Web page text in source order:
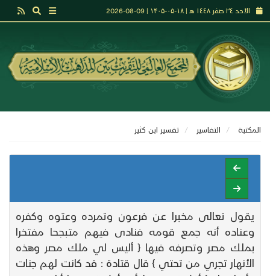
الأحد ٢٤ صفر ١٤٤٨ هـ | ۱۸-۰۵-۱۴۰۵ | 09-08-2026
المكتبة التفاسير تفـسير ابن كثير
يقول تعالى مخبرا عن فرعون وتمرده وعتوه وكفره
وعناده أنه جمع قومه فنادى فيهم متبجحا مفتخرا
بملك مصر وتصرفه فيها { أليس لي ملك مصر وهذه
الأنهار تجري من تحتي } قال قتادة : قد كانت لهم جنات